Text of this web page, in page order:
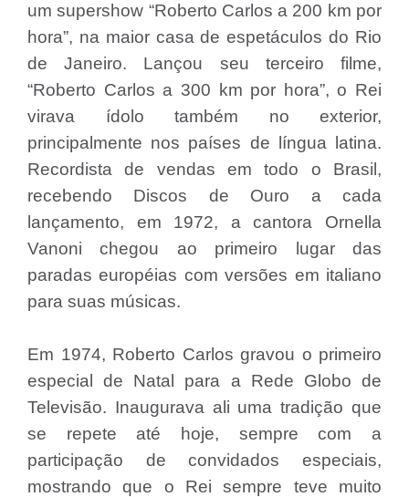
um supershow “Roberto Carlos a 200 km por
hora”, na maior casa de espetáculos do Rio
de Janeiro. Lançou seu terceiro filme,
“Roberto Carlos a 300 km por hora”, o Rei
virava ídolo também no exterior,
principalmente nos países de língua latina.
Recordista de vendas em todo o Brasil,
recebendo Discos de Ouro a cada
lançamento, em 1972, a cantora Ornella
Vanoni chegou ao primeiro lugar das
paradas européias com versões em italiano
para suas músicas.
Em 1974, Roberto Carlos gravou o primeiro
especial de Natal para a Rede Globo de
Televisão. Inaugurava ali uma tradição que
se repete até hoje, sempre com a
participação de convidados especiais,
mostrando que o Rei sempre teve muito